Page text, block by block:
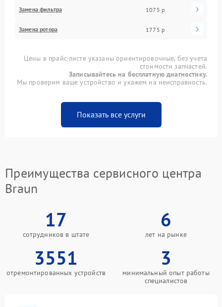
Замена фильтра 1075 р
Замена ротора 1775 р
Цены в прайс-листе указаны ориентировочные, без учета
стоимости запчастей.
Записывайтесь на бесплатную диагностику.
Мы проверим ваше устройство и укажем на неисправность.
Показать все услуги
Преимущества сервисного центра
Braun
17
сотрудников в штате
6
лет на рынке
3551
отремонтированных устройств
3
минимальный опыт работы
специалистов